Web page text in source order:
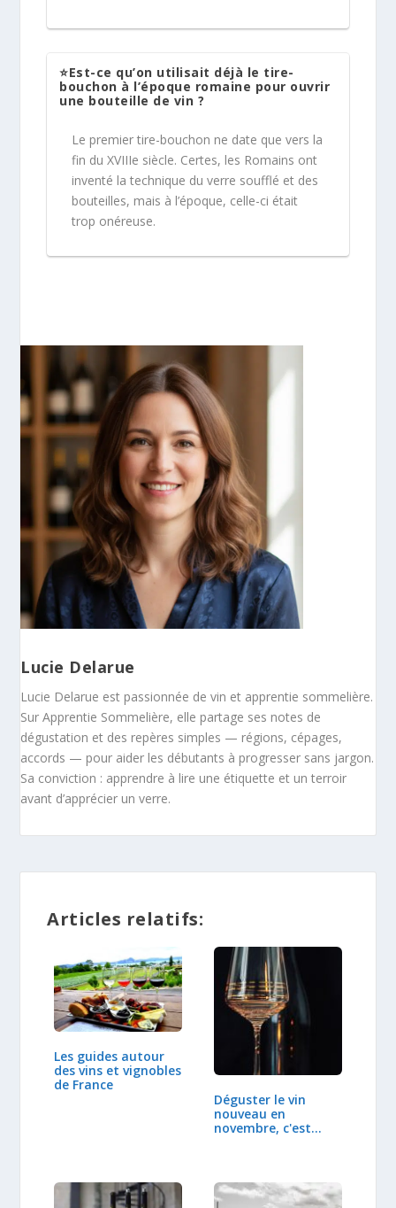
⭐Est-ce qu’on utilisait déjà le tire-
bouchon à l’époque romaine pour ouvrir
une bouteille de vin ?
Le premier tire-bouchon ne date que vers la
fin du XVIIIe siècle. Certes, les Romains ont
inventé la technique du verre soufflé et des
bouteilles, mais à l’époque, celle-ci était
trop onéreuse.
Lucie Delarue
Lucie Delarue est passionnée de vin et apprentie sommelière.
Sur Apprentie Sommelière, elle partage ses notes de
dégustation et des repères simples — régions, cépages,
accords — pour aider les débutants à progresser sans jargon.
Sa conviction : apprendre à lire une étiquette et un terroir
avant d’apprécier un verre.
Articles relatifs:
Les guides autour
des vins et vignobles
de France
Déguster le vin
nouveau en
novembre, c'est